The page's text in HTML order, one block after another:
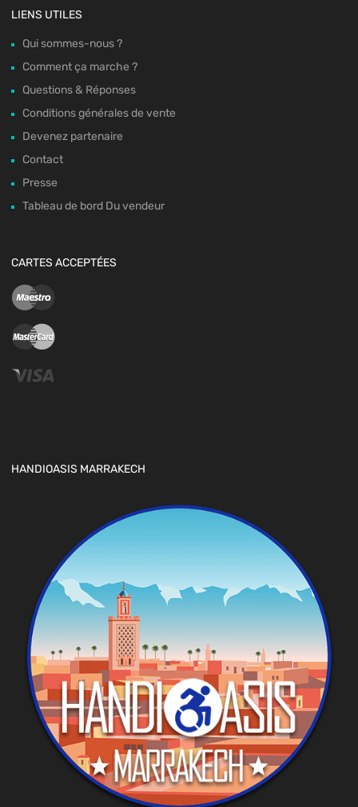
LIENS UTILES
Qui sommes-nous ?
Comment ça marche ?
Questions & Réponses
Conditions générales de vente
Devenez partenaire
Contact
Presse
Tableau de bord Du vendeur
CARTES ACCEPTÉES
HANDIOASIS MARRAKECH